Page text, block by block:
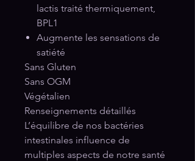
lactis traité thermiquement,
BPL1
Augmente les sensations de
satiété
Sans Gluten
Sans OGM
Végétalien
Renseignements détaillés
L’équilibre de nos bactéries
intestinales influence de
multiples aspects de notre santé